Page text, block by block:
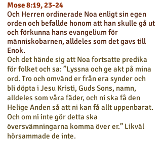
Mose 8:19, 23-24
Och Herren ordinerade Noa enligt sin egen
orden och befallde honom att han skulle gå ut
och förkunna hans evangelium för
människobarnen, alldeles som det gavs till
Enok.
Och det hände sig att Noa fortsatte predika
för folket och sa: ”Lyssna och ge akt på mina
ord. Tro och omvänd er från era synder och
bli döpta i Jesu Kristi, Guds Sons, namn,
alldeles som våra fäder, och ni ska få den
Helige Anden så att ni kan få allt uppenbarat.
Och om ni inte gör detta ska
översvämningarna komma över er.” Likväl
hörsammade de inte.